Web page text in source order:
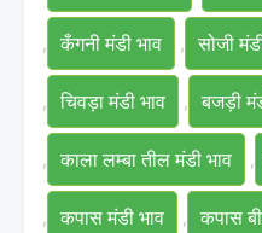
, कँगनी मंडी भाव , सोजी
, चिवड़ा मंडी भाव , बजड़ी
, काला लम्बा तील मंडी भाव ,
, कपास मंडी भाव , कपास